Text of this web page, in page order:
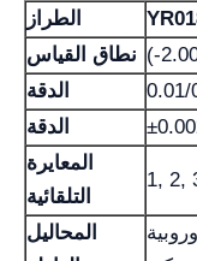
الطراز
نطاق القياس (-
الدقة
0.01/
الدقة
المعايرة
التلقائية
المحاليل